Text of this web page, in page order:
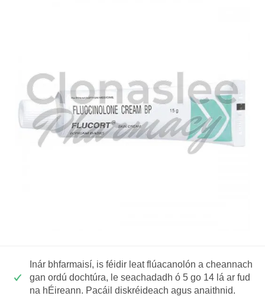
Inár bhfarmaisí, is féidir leat flúacanolón a cheannach
gan ordú dochtúra, le seachadadh ó 5 go 14 lá ar fud
na hÉireann. Pacáil diskréideach agus anaithnid.